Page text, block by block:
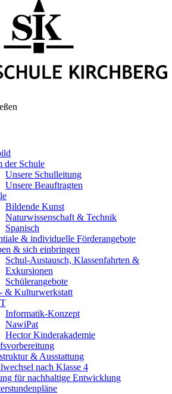
der Schule
Unsere Schulleitung
Unsere Beauftragten
Bildende Kunst
Naturwissenschaft & Technik
Spanisch
& individuelle Förderangebote
& sich einbringen
Schul-Austausch, Klassenfahrten &
Exkursionen
Schülerangebote
& Kulturwerkstatt
Informatik-Konzept
NawiPat
Hector Kinderakademie
& Ausstattung
nach Klasse 4
für nachhaltige Entwicklung